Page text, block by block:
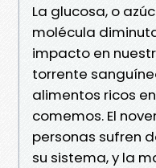
La glucosa, o
molécula
impacto en
torrente
alimentos ricos
comemos. El
personas sufren
su sistema, y la